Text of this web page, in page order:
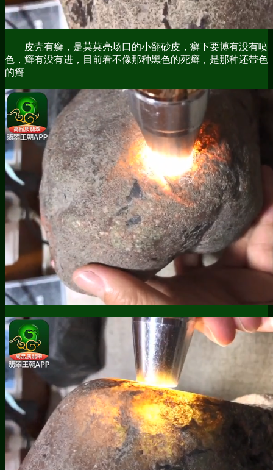
皮壳有癣，是莫莫亮场口的小翻砂皮，癣下要博有没有喷
色，癣有没有进，目前看不像那种黑色的死癣，是那种还带色
的癣